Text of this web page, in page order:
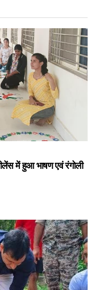
में हुआ भाषण एवं रंगोली